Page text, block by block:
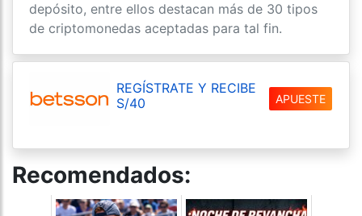
depósito, entre ellos destacan más de 30 tipos
de criptomonedas aceptadas para tal fin.
REGÍSTRATE Y RECIBE
S/40
APUESTE
Recomendados: